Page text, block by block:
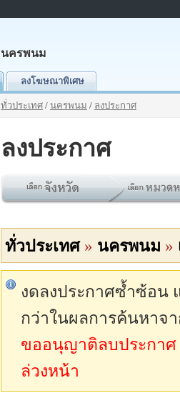
นครพนม
ลงโฆษณาพิเศษ
ทั่วประเทศ / นครพนม / ลงประกาศ
ลงประกาศ
ทั่วประเทศ» นครพนม »
งดลงประกาศซ้ำซ้อน
กว่าในผลการค้นหาจา
ขออนุญาติลบประกาศ
ล่วงหน้า